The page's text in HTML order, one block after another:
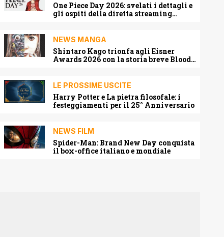
One Piece Day 2026: svelati i dettagli e
gli ospiti della diretta streaming
NEWS MANGA
Shintaro Kago trionfa agli Eisner
Awards 2026 con la storia breve Blood
LE PROSSIME USCITE
Harry Potter e La pietra filosofale: i
festeggiamenti per il 25° Anniversario
NEWS FILM
Spider-Man: Brand New Day conquista
il box-office italiano e mondiale